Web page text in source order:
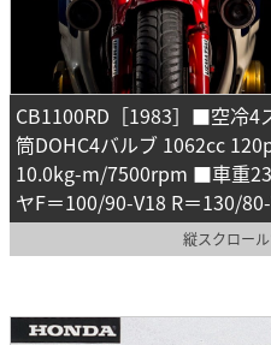
CB1100RD［1983］■空冷4
筒DOHC4バルブ 1062cc
10.0kg-m/7500rpm ■車重
ヤF＝100/90-V18 R＝130/
縦スクロー